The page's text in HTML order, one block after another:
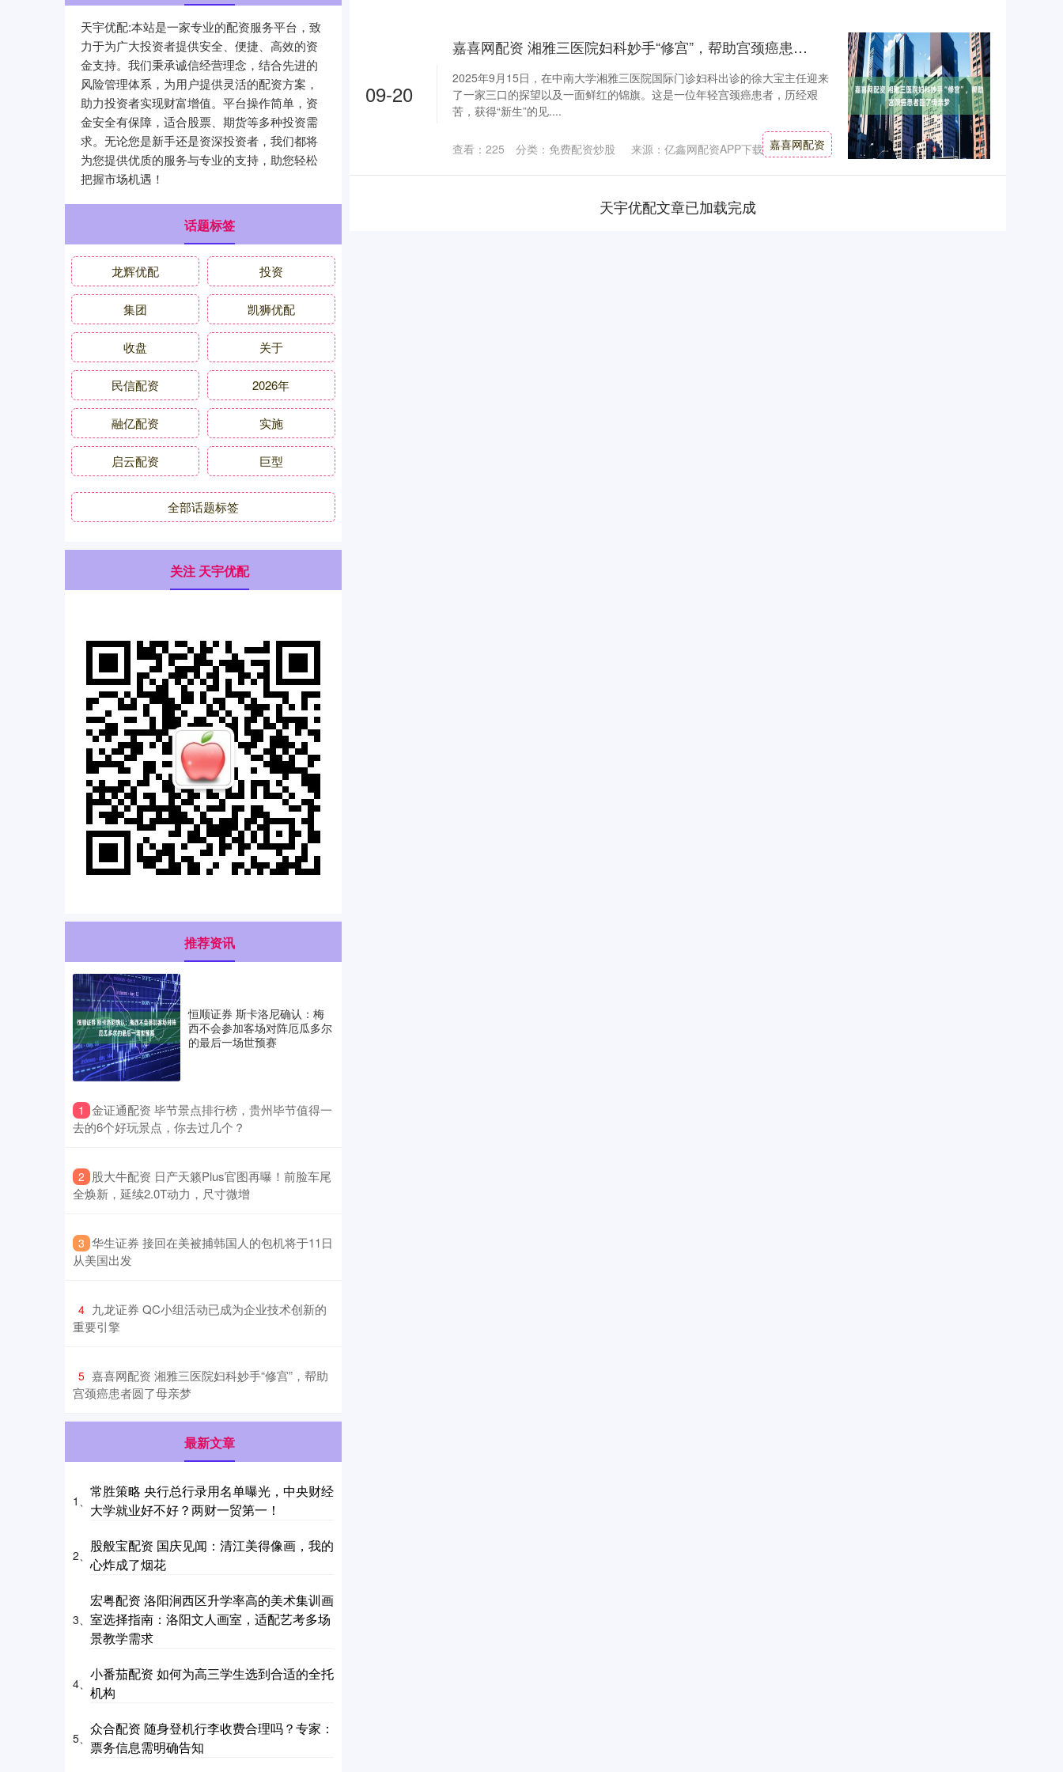
09-20
嘉喜网配资 湘雅三医院妇科妙手“修宫”，帮助宫颈癌患者圆了母亲梦
2025年9月15日，在中南大学湘雅三医院国际门诊妇科出诊的徐大宝主任迎来
了一家三口的探望以及一面鲜红的锦旗。这是一位年轻宫颈癌患者，历经艰
苦，获得“新生”的见....
嘉喜网配资
来源：亿鑫网配资APP下载
查看： 225 分类： 免费配资炒股
天宇优配文章已加载完成
天宇优配:本站是一家专业的配资服务平台，致
力于为广大投资者提供安全、便捷、高效的资
金支持。我们秉承诚信经营理念，结合先进的
风险管理体系，为用户提供灵活的配资方案，
助力投资者实现财富增值。平台操作简单，资
金安全有保障，适合股票、期货等多种投资需
求。无论您是新手还是资深投资者，我们都将
为您提供优质的服务与专业的支持，助您轻松
把握市场机遇！
话题标签
龙辉优配 投资
集团 凯狮优配
收盘 关于
民信配资 2026年
融亿配资 实施
启云配资 巨型
全部话题标签
关注 天宇优配
推荐资讯
恒顺证券 斯卡洛尼确认：梅
西不会参加客场对阵厄瓜多尔
的最后一场世预赛
1 ​金证通配资 毕节景点排行榜，贵州毕节值得一
去的6个好玩景点，你去过几个？
2 ​股大牛配资 日产天籁Plus官图再曝！前脸车尾
全焕新，延续2.0T动力，尺寸微增
3 ​华生证券 接回在美被捕韩国人的包机将于11日
从美国出发
4 ​九龙证券 QC小组活动已成为企业技术创新的
重要引擎
5 ​嘉喜网配资 湘雅三医院妇科妙手“修宫”，帮助
宫颈癌患者圆了母亲梦
最新文章
1、
常胜策略 央行总行录用名单曝光，中央财经
大学就业好不好？两财一贸第一！
2、
股般宝配资 国庆见闻：清江美得像画，我的
心炸成了烟花
3、
宏粤配资 洛阳涧西区升学率高的美术集训画
室选择指南：洛阳文人画室，适配艺考多场
景教学需求
4、
小番茄配资 如何为高三学生选到合适的全托
机构
5、
众合配资 随身登机行李收费合理吗？专家：
票务信息需明确告知